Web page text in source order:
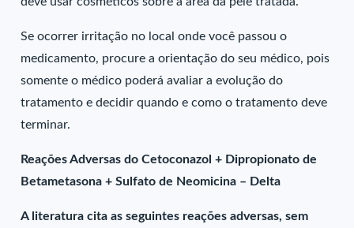
Se ocorrer irritação no local onde você passou o
medicamento, procure a orientação do seu médico, pois
somente o médico poderá avaliar a evolução do
tratamento e decidir quando e como o tratamento deve
terminar.
Reações Adversas do Cetoconazol + Dipropionato de
Betametasona + Sulfato de Neomicina – Delta
A literatura cita as seguintes reações adversas, sem